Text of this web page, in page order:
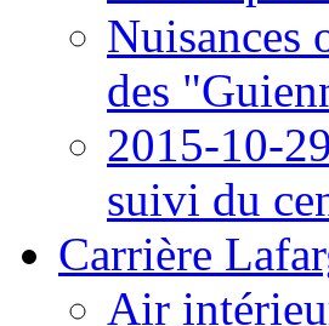
Nuisances
des
2015-10-
suivi du
Carrière
Air